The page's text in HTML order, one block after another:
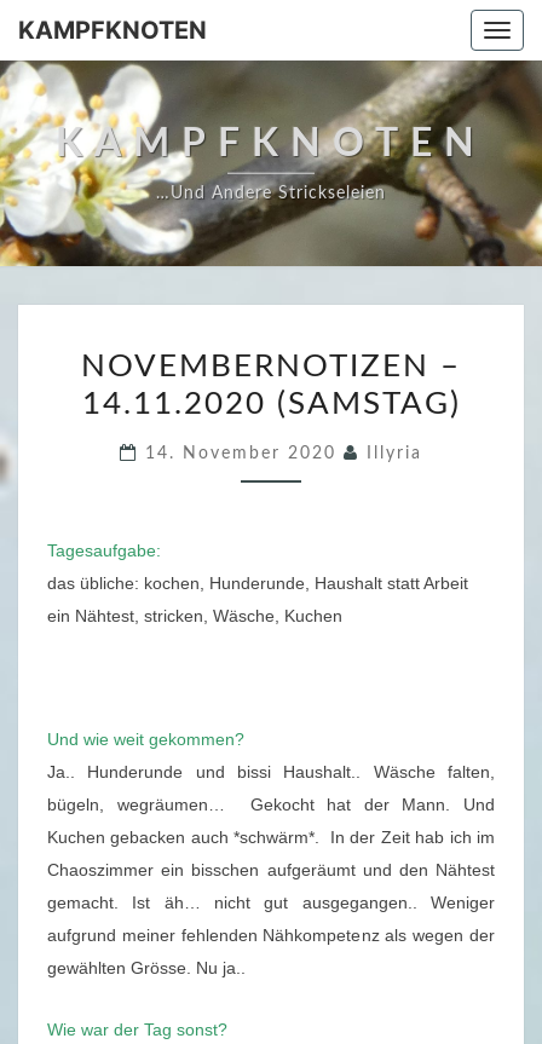
Skip
content
KAMPFKNOTEN
KAMPFKNOTEN
…und Andere Strickseleien
O
V
E
N
–
1
4
.
NOVEMBERNOTIZEN –
14.11.2020 (SAMSTAG)
14. November 2020 Illyria
Tagesaufgabe:
das übliche: kochen, Hunderunde, Haushalt statt Arbeit
ein Nähtest, stricken, Wäsche, Kuchen
Und wie weit gekommen?
Ja.. Hunderunde und bissi Haushalt.. Wäsche falten,
bügeln, wegräumen… Gekocht hat der Mann. Und
Kuchen gebacken auch *schwärm*. In der Zeit hab ich im
Chaoszimmer ein bisschen aufgeräumt und den Nähtest
gemacht. Ist äh… nicht gut ausgegangen.. Weniger
aufgrund meiner fehlenden Nähkompetenz als wegen der
gewählten Grösse. Nu ja..
Wie war der Tag sonst?